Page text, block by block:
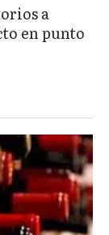
a
en punto